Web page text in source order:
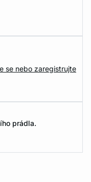
se nebo zaregistrujte
prádla.